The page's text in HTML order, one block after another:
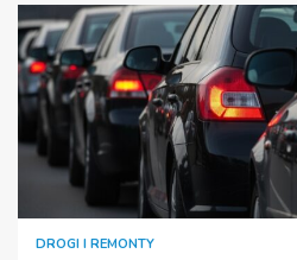
DROGI I REMONTY